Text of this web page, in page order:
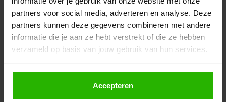
partners voor social media, adverteren en analyse. Deze
partners kunnen deze gegevens combineren met andere
informatie die je aan ze hebt verstrekt of die ze hebben
verzameld op basis van jouw gebruik van hun services.
Als je op "Accepteer" klikt, dan geef je Voordeeluitjes.nl
toestemming om cookies voor social media en
gepersonaliseerde advertenties te plaatsen.
Accepteren
Application error: a client-side exception has occurred while
loadingwww.voordeeluitjes.nl (see the browser console for more
information).